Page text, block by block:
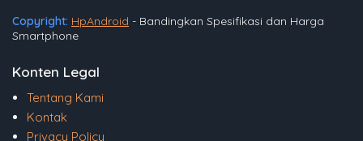
Copyright: HpAndroid - Bandingkan Spesifikasi dan Harga
Smartphone
Konten Legal
Tentang Kami
Kontak
Privacy Policy